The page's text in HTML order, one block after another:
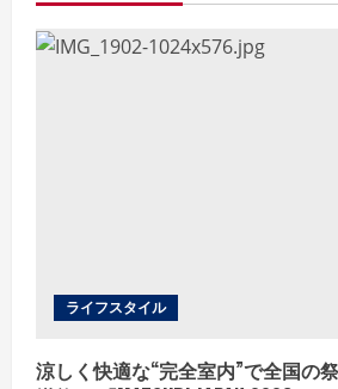
R
ライフスタイル
涼しく快適な“完全室内”で全国の